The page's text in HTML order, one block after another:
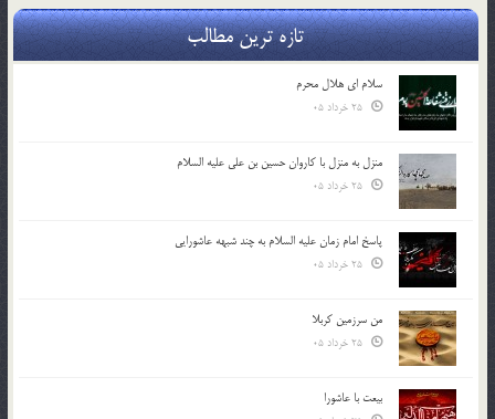
تازه ترین مطالب
سلام ای هلال محرم
منزل به منزل با کاروان حسین بن علی علیه السلام
پاسخ امام زمان علیه السلام به چند شبهه عاشورایی
من سرزمین کربلا
بیعت با عاشورا